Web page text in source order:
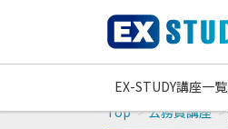
EX-STUDY講座一覧
Top
公務員講座